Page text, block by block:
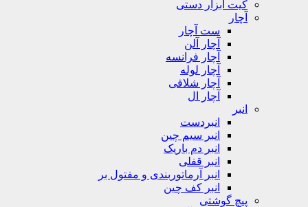
کیت ابزار دستی
آچار
ست آچار
آچار آلن
آچار فرانسه
آچار لوله
آچار شلاقی
آچار ال
انبر
انبردست
انبر سیم چین
انبر دم باریک
انبر قفلی
انبر آرماتوربندی و مفتول بر
انبر کف چین
پیچ گوشتی